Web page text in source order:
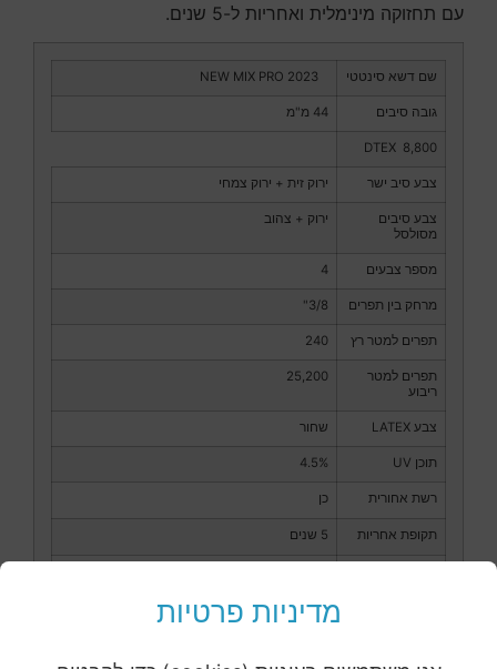
מדיניות פרטיות
עם תחזוקה מינימלית ואחריות ל-5 שנים.
שם דשא סינטטי
גובה סיבים 44 מ"מ
DTEX 8,800
צבע סיב ישר ירוק זית + ירוק צמחי
צבע סיבים
מסולסל
ירוק + צהוב
מספר צבעים 4
מרחק בין תפרים 3/8"
תפרים למטר רץ 240
תפרים למטר
ריבוע
25,200
צבע LATEX שחור
תוכן UV 4.5%
רשת אחורית כן
תקופת אחריות 5 שנים